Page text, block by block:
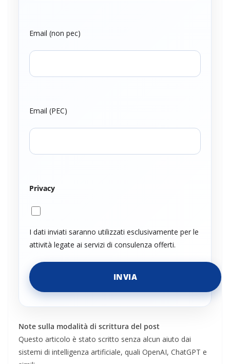
Email (non pec)
Email (PEC)
Privacy
I dati inviati saranno utilizzati esclusivamente per le
attività legate ai servizi di consulenza offerti.
Note sulla modalità di scrittura del post
Questo articolo è stato scritto senza alcun aiuto dai
sistemi di intelligenza artificiale, quali OpenAI, ChatGPT e